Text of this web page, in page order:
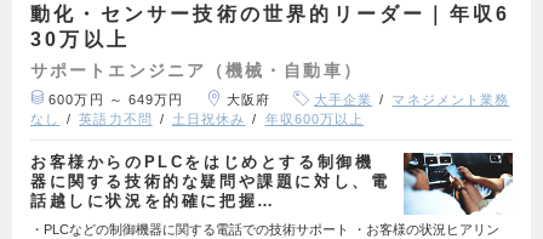
動化・センサー技術の世界的リーダー｜年収6
30万以上
サポートエンジニア（機械・自動車）
600万円 ～ 649万円 大阪府 大手企業
マネジメント業務
なし
英語力不問 土日祝休み 年収600万以上
お客様からのPLCをはじめとする制御機
器に関する技術的な疑問や課題に対し、電
話越しに状況を的確に把握…
・PLCなどの制御機器に関する電話での技術サポート ・お客様の状況ヒアリン